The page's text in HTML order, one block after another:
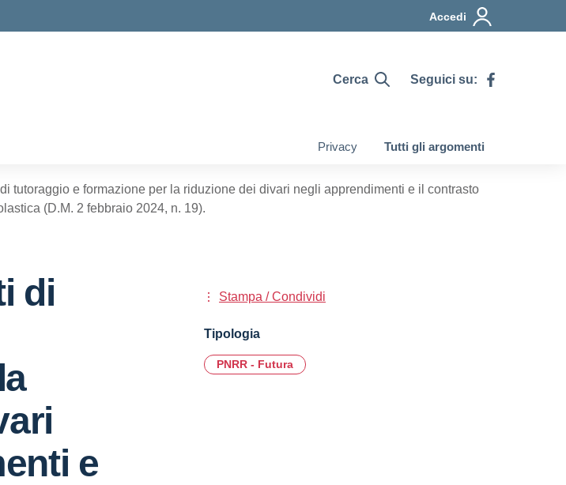
Accedi
Cerca Seguici su:
Privacy Tutti gli argomenti
tutoraggio e formazione per la riduzione dei divari negli apprendimenti e il contrasto
(D.M. 2 febbraio 2024, n. 19).
di
e
Stampa / Condividi
Tipologia
PNRR - Futura